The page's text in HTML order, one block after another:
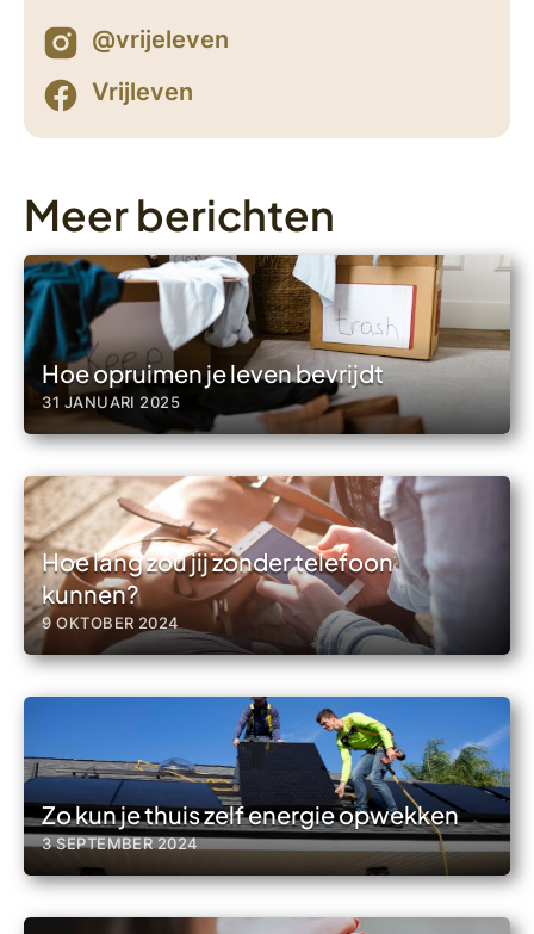
@vrijeleven
Vrijleven
Meer berichten
Hoe opruimen je leven bevrijdt
31 JANUARI 2025
Hoe lang zou jij zonder telefoon
kunnen?
9 OKTOBER 2024
Zo kun je thuis zelf energie opwekken
3 SEPTEMBER 2024